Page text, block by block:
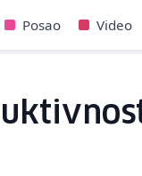
Posao Video